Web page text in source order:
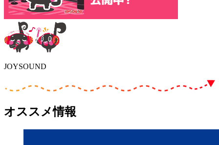
JOYSOUND
オススメ情報